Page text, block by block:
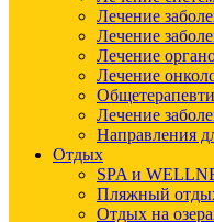
Лечение
Лечение
Лечение
Лечение
Лечение
Направления
Отдых
SPA и
Пляжный
Отдых на